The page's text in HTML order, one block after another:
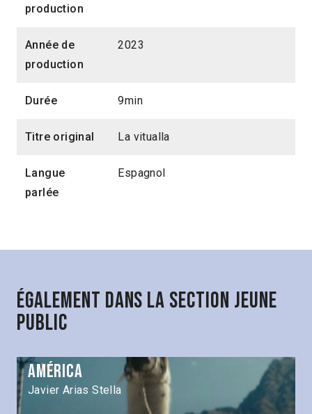
production
Année de
production
2023
Durée 9min
Titre original La vitualla
Langue
parlée
Espagnol
Également dans la section Jeune
public
América
Javier Arias Stella